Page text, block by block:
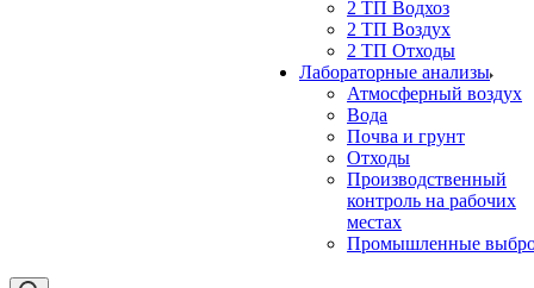
2 ТП Водхоз
2 ТП Воздух
2 ТП Отходы
Лабораторные анализы
Атмосферный воздух
Вода
Почва и грунт
Отходы
Производственный
контроль на рабочих
местах
Промышленные